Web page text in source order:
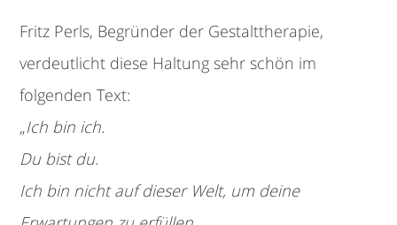
Fritz Perls, Begründer der Gestalttherapie,
verdeutlicht diese Haltung sehr schön im
folgenden Text:
„Ich bin ich.
Du bist du.
Ich bin nicht auf dieser Welt, um deine